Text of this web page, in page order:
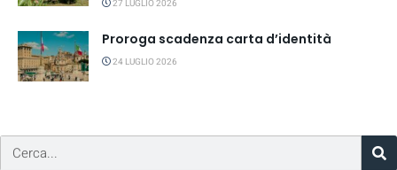
27 LUGLIO 2026
Proroga scadenza carta d’identità
24 LUGLIO 2026